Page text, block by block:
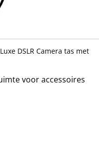
Luxe DSLR Camera tas met